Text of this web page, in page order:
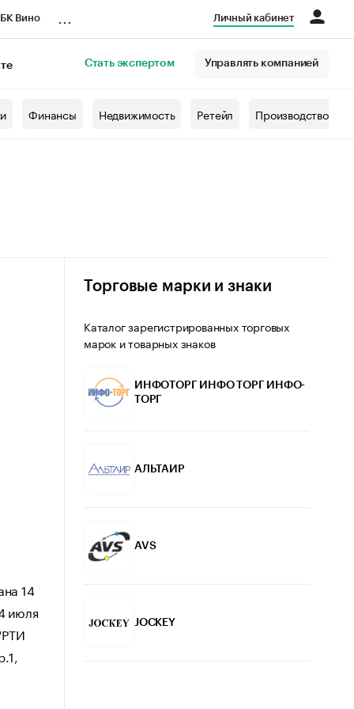
Вино Личный кабинет
Стать экспертом Управлять компанией
Финансы Недвижимость Ретейл Производство
14
июля
Торговые марки и знаки
Каталог зарегистрированных торговых
марок и товарных знаков
ИНФОТОРГ ИНФО ТОРГ ИНФО-
ТОРГ
АЛЬТАИР
AVS
JOCKEY